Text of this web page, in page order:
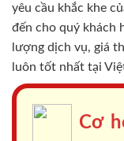
yêu cầu khắc khe
đến cho quý khách
lượng dịch vụ, giá
luôn tốt nhất tại
Cơ